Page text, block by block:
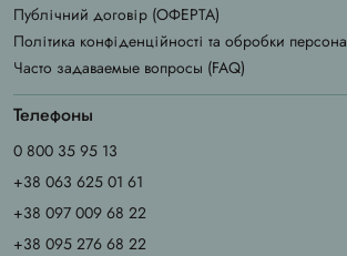
Публічний договір (ОФЕРТА)
Політика конфіденційності та обробки
Часто задаваемые вопросы (FAQ)
Телефоны
0 800 35 95 13
+38 063 625 01 61
+38 097 009 68 22
+38 095 276 68 22